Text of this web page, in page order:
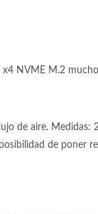
NVME M.2
de aire.
de poner